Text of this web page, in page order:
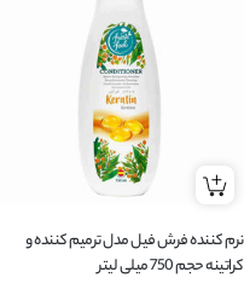
نرم کننده فرش فیل مدل ترمیم کننده و
کراتینه حجم 750 میلی لیتر